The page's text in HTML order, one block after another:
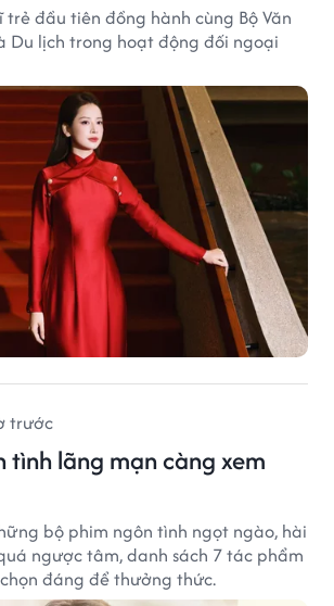
trẻ đầu tiên đồng hành cùng Bộ Văn
Du lịch trong hoạt động đối ngoại
trước
tình lãng mạn càng xem
bộ phim ngôn tình ngọt ngào, hài
ngược tâm, danh sách 7 tác phẩm
đáng để thưởng thức.